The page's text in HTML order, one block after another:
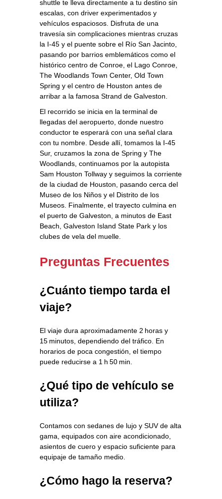
shuttle te lleva directamente a tu destino sin
escalas, con driver experimentados y
vehículos espaciosos. Disfruta de una
travesía sin complicaciones mientras cruzas
la I‑45 y el puente sobre el Río San Jacinto,
pasando por barrios emblemáticos como el
histórico centro de Conroe, el Lago Conroe,
The Woodlands Town Center, Old Town
Spring y el centro de Houston antes de
arribar a la famosa Strand de Galveston.
El recorrido se inicia en la terminal de
llegadas del aeropuerto, donde nuestro
conductor te esperará con una señal clara
con tu nombre. Desde allí, tomamos la I‑45
Sur, cruzamos la zona de Spring y The
Woodlands, continuamos por la autopista
Sam Houston Tollway y seguimos la corriente
de la ciudad de Houston, pasando cerca del
Museo de los Niños y el Distrito de los
Museos. Finalmente, el trayecto culmina en
el puerto de Galveston, a minutos de East
Beach, Galveston Island State Park y los
clubes de vela del muelle.
Preguntas Frecuentes
¿Cuánto tiempo tarda el
viaje?
El viaje dura aproximadamente 2 horas y
15 minutos, dependiendo del tráfico. En
horarios de poca congestión, el tiempo
puede reducirse a 1 h 50 min.
¿Qué tipo de vehículo se
utiliza?
Contamos con sedanes de lujo y SUV de alta
gama, equipados con aire acondicionado,
asientos de cuero y espacio suficiente para
equipaje de tamaño medio.
¿Cómo hago la reserva?